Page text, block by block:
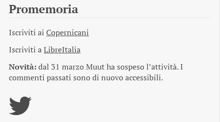
Promemoria
Iscriviti ai Copernicani
Iscriviti aLibreItalia
Novità:dal 31 marzo Muut ha sospeso l’attività. I
commenti passati sono di nuovo accessibili.